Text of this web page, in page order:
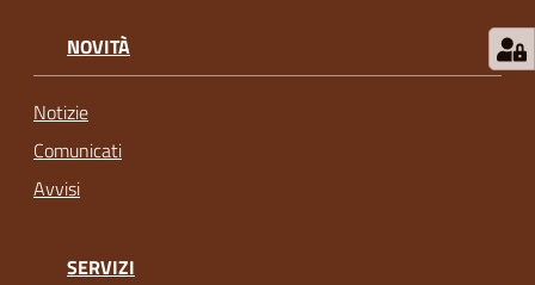
NOVITÀ
Notizie
Comunicati
Avvisi
SERVIZI